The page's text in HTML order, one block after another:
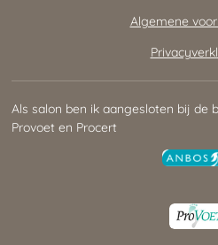
Algemene
Als salon ben ik aangesloten bij de
Provoet en Procert